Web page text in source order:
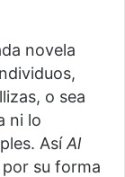
novela
o sea
ni lo
AsíAl
su forma